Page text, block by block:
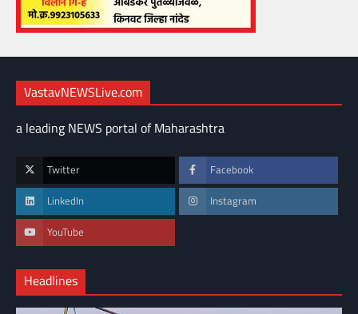
VastavNEWSLive.com
a leading NEWS portal of Maharashtra
Twitter Facebook
LinkedIn Instagram
YouTube
Headlines